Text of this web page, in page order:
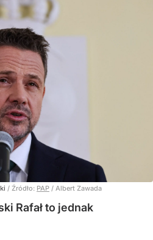
/ Źródło: PAP / Albert Zawada
Rafał to jednak